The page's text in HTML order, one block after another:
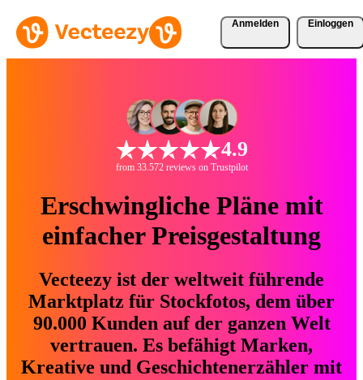
Anmelden Einloggen
4.9
from 33.572 reviews on Trustpilot
Erschwingliche Pläne mit
einfacher Preisgestaltung
Vecteezy ist der weltweit führende
Marktplatz für Stockfotos, dem über
90.000 Kunden auf der ganzen Welt
vertrauen. Es befähigt Marken,
Kreative und Geschichtenerzähler mit